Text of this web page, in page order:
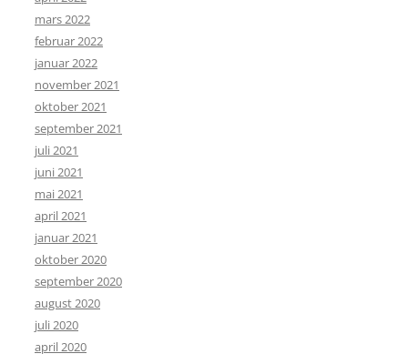
mars 2022
februar 2022
januar 2022
november 2021
oktober 2021
september 2021
juli 2021
juni 2021
mai 2021
april 2021
januar 2021
oktober 2020
september 2020
august 2020
juli 2020
april 2020